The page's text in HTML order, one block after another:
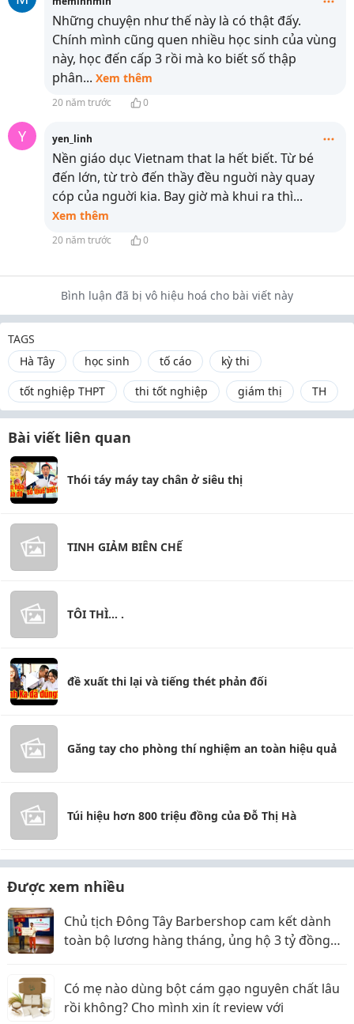
Những chuyện như thế này là có thật đấy.
Chính mình cũng quen nhiều học sinh của vùng
này, học đến cấp 3 rồi mà ko biết số thập
phân... Xem thêm
20 năm trước 0
Y yen_linh
Nền giáo dục Vietnam that la hết biết. Từ bé
đến lớn, từ trò đến thầy đều nguời này quay
cóp của nguời kia. Bay giờ mà khui ra thì...
Xem thêm
20 năm trước 0
Bình luận đã bị vô hiệu hoá cho bài viết này
TAGS
Hà Tây
học sinh tố cáo
kỳ thi
tốt nghiệp THPT
thi tốt nghiệp giám thị TH
Bài viết liên quan
Thói táy máy tay chân ở siêu thị
TINH GIẢM BIÊN CHẾ
TÔI THÌ... .
đề xuất thi lại và tiếng thét phản đối
Găng tay cho phòng thí nghiệm an toàn hiệu quả
Túi hiệu hơn 800 triệu đồng của Đỗ Thị Hà
Được xem nhiều
Chủ tịch Đông Tây Barbershop cam kết dành
toàn bộ lương hàng tháng, ủng hộ 3 tỷ đồng
Có mẹ nào dùng bột cám gạo nguyên chất lâu
rồi không? Cho mình xin ít review với